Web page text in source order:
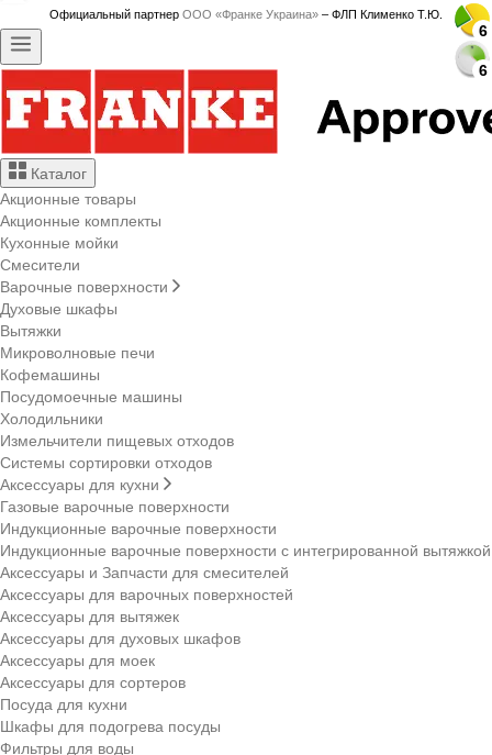
Официальный партнер ООО «Франке Украина» – ФЛП Клименко Т.Ю.
Каталог
Акционные товары
Акционные комплекты
Кухонные мойки
Смесители
Варочные поверхности
Духовые шкафы
Вытяжки
Микроволновые печи
Кофемашины
Посудомоечные машины
Холодильники
Измельчители пищевых отходов
Системы сортировки отходов
Аксессуары для кухни
Газовые варочные поверхности
Индукционные варочные поверхности
Индукционные варочные поверхности с интегрированной вытяжкой
Аксессуары и Запчасти для смесителей
Аксессуары для варочных поверхностей
Аксессуары для вытяжек
Аксессуары для духовых шкафов
Аксессуары для моек
Аксессуары для сортеров
Посуда для кухни
Шкафы для подогрева посуды
Фильтры для воды
6
6
6
6
6
6
6
6
6
6
6
6
6
6
6
6
6
6
6
6
6
6
6
6
6
6
6
6